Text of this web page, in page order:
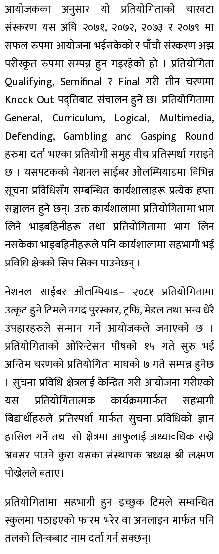
आयोजकका अनुसार यो प्रतियोगिताको चारवटा
संस्करण यस अघि २०७१, २०७२, २०७३ र २०७९ मा
सफल रुपमा आयोजना भईसकेको र पाँचौ संस्करण अझ
परीस्कृत रुपमा सम्पन्न हुन गइरहेको हो । प्रतियोगिता
Qualifying, Semifinal र Final गरी तीन चरणमा
Knock Out पद्तिबाट संचालन हुने छ। प्रतियोगितामा
General, Curriculum, Logical, Multimedia,
Defending, Gambling and Gasping Round
हरुमा दर्ता भएका प्रतियोगी समुह वीच प्रतिस्पर्धा गराइने
छ । यसपटकको नेशनल साईबर ओलम्पियाडमा विभिन्न
सूचना प्रविधिसँग सम्बन्धित कार्यशालाहरू प्रत्येक हप्ता
सञ्चालन हुने छन्। उक्त कार्यशालामा प्रतियोगितामा भाग
लिने भाइबहिनीहरू तथा प्रतियोगितामा भाग लिन
नसकेका भाइबहिनीहरूले पनि कार्यशालामा सहभागी भई
प्रविधि क्षेत्रको सिप सिक्न पाउनेछन् ।
नेशनल साईबर ओलम्पियाड– २०८१ प्रतियोगितामा
उत्कृट हुने टिमले नगद पुरस्कार, ट्रफि, मेडल तथा अन्य धेरै
उपहारहरुले सम्मान गर्ने आयोजकले जनाएको छ ।
प्रतियोगिताको ओरिन्टेसन पौषको १५ गते सुरु भई
अन्तिम चरणको प्रतियोगिता माघको ७ गते सम्पन्न हुनेछ
। सुचना प्रविधि क्षेत्रलाई केन्द्रित गरी आयोजना गरीएको
यस प्रतियोगितात्मक कार्यक्रममार्फत सहभागी
बिद्यार्थीहरुले प्रतिस्पर्धा मार्फत सुचना प्रविधिको ज्ञान
हासिल गर्ने तथा सो क्षेत्रमा आफुलाई अध्यावधिक राख्ने
अवसर पाउने कुरा यसका संस्थापक अध्यक्ष श्री लक्ष्मण
पोख्रेलले बताए।
प्रतियोगितामा सहभागी हुन इच्छुक टिमले सम्वन्धित
स्कुलमा पठाइएको फारम भरेर वा अनलाइन मार्फत पनि
तलको लिन्कबाट नाम दर्ता गर्न सक्छन्।